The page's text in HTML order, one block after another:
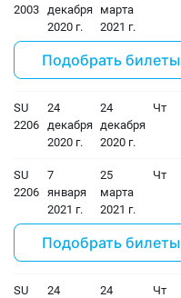
2003
декабря
2020 г.
марта
2021 г.
Подобрать билеты
SU
2206
24
декабря
2020 г.
24
декабря
2020 г.
Чт
SU
2206
7
января
2021 г.
25
марта
2021 г.
Чт
Подобрать билеты
SU
24
24
Чт